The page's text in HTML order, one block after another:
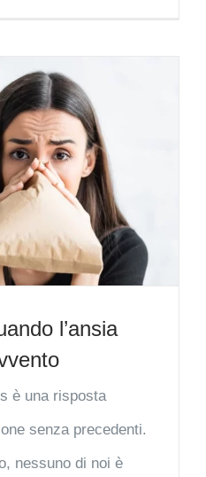
l’ansia
è una risposta
senza precedenti.
nessuno di noi è